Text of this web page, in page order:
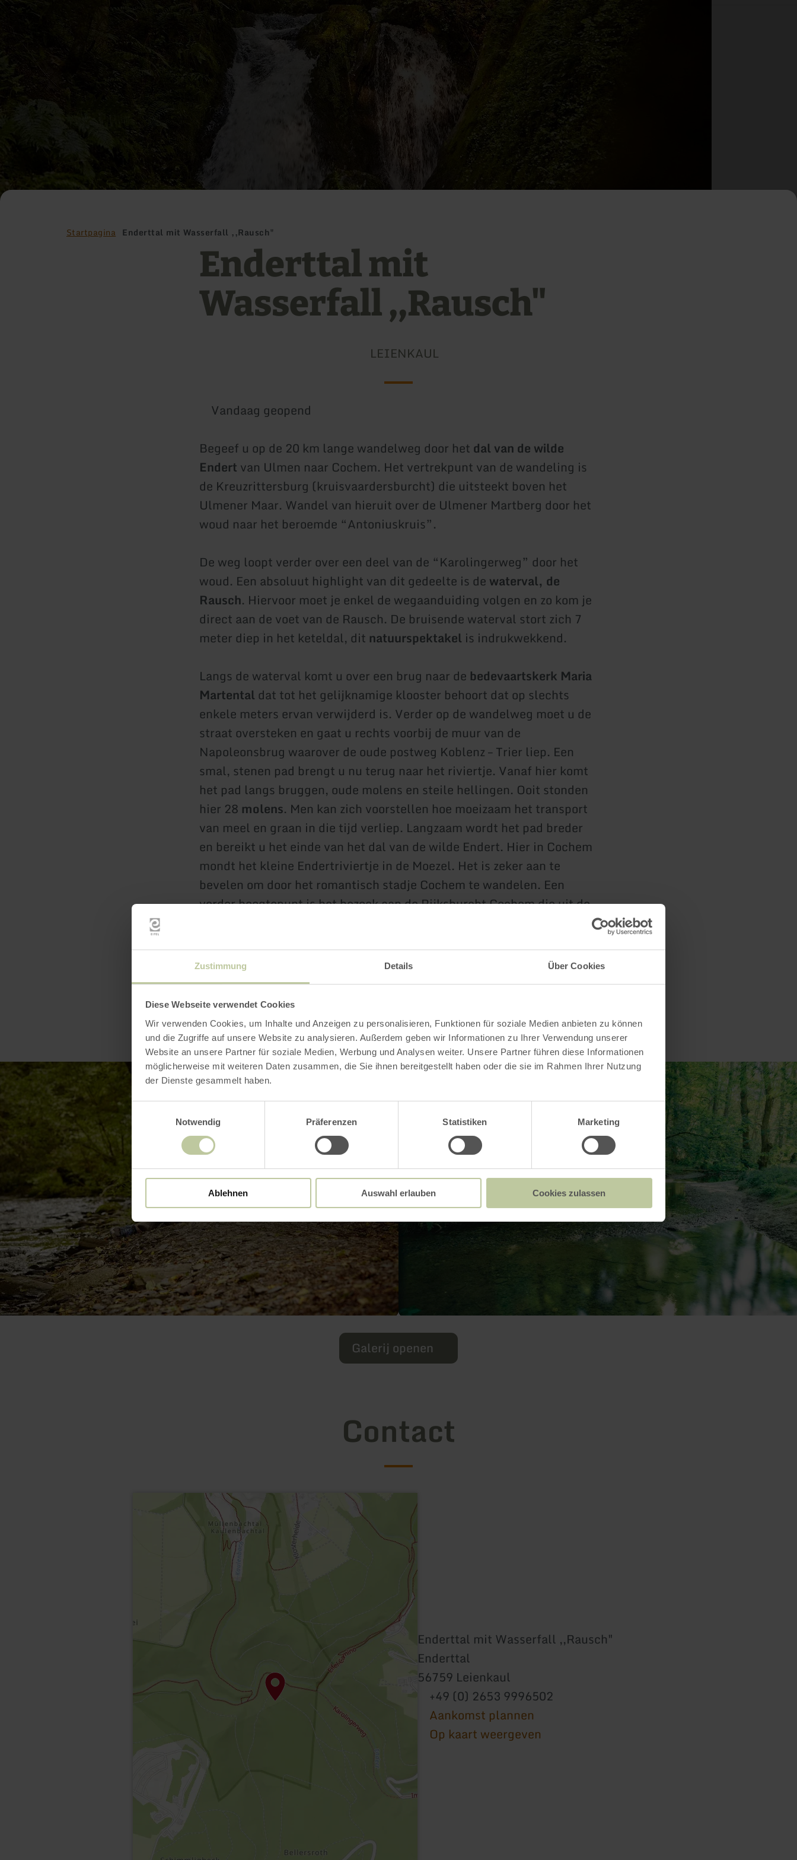
Zustimmung Details Über Cookies
Diese Webseite verwendet Cookies
Wir verwenden Cookies, um Inhalte und Anzeigen zu personalisieren, Funktionen für soziale Medien anbieten zu können
und die Zugriffe auf unsere Website zu analysieren. Außerdem geben wir Informationen zu Ihrer Verwendung unserer
Website an unsere Partner für soziale Medien, Werbung und Analysen weiter. Unsere Partner führen diese Informationen
möglicherweise mit weiteren Daten zusammen, die Sie ihnen bereitgestellt haben oder die sie im Rahmen Ihrer Nutzung
der Dienste gesammelt haben.
Notwendig
Präferenzen Statistiken Marketing
Ablehnen Auswahl erlauben Cookies zulassen
Startpagina Enderttal mit Wasserfall ,,Rausch"
Enderttal mit
Wasserfall ,,Rausch"
LEIENKAUL
Vandaag geopend
Begeef u op de 20 km lange wandelweg door het dal van de wilde
Endert van Ulmen naar Cochem. Het vertrekpunt van de wandeling is
de Kreuzrittersburg (kruisvaardersburcht) die uitsteekt boven het
Ulmener Maar. Wandel van hieruit over de Ulmener Martberg door het
woud naar het beroemde “Antoniuskruis”.
De weg loopt verder over een deel van de “Karolingerweg” door het
woud. Een absoluut highlight van dit gedeelte is de waterval, de
Rausch. Hiervoor moet je enkel de wegaanduiding volgen en zo kom je
direct aan de voet van de Rausch. De bruisende waterval stort zich 7
meter diep in het keteldal, dit natuurspektakel is indrukwekkend.
Langs de waterval komt u over een brug naar de bedevaartskerk Maria
Martental dat tot het gelijknamige klooster behoort dat op slechts
enkele meters ervan verwijderd is. Verder op de wandelweg moet u de
straat oversteken en gaat u rechts voorbij de muur van de
Napoleonsbrug waarover de oude postweg Koblenz – Trier liep. Een
smal, stenen pad brengt u nu terug naar het riviertje. Vanaf hier komt
het pad langs bruggen, oude molens en steile hellingen. Ooit stonden
hier 28 molens. Men kan zich voorstellen hoe moeizaam het transport
van meel en graan in die tijd verliep. Langzaam wordt het pad breder
en bereikt u het einde van het dal van de wilde Endert. Hier in Cochem
mondt het kleine Endertriviertje in de Moezel. Het is zeker aan te
bevelen om door het romantisch stadje Cochem te wandelen. Een
verder hoogtepunt is het bezoek aan de Rijksburcht Cochem die uit de
Impressies
Galerij openen
Contact
Enderttal mit Wasserfall ,,Rausch"
Enderttal
56759 Leienkaul
+49 (0) 2653 9996502
Aankomst plannen
Op kaart weergeven